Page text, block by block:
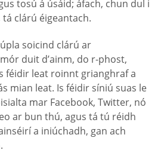
tosú á úsáid; áfach, chun dul i
clárú éigeantach.
soicind clárú ar
duit d’ainm, do r-phost,
féidir leat roinnt grianghraf a
mian leat. Is féidir síniú suas le
mar Facebook, Twitter, nó
ar bun thú, agus tá tú réidh
a iniúchadh, gan ach